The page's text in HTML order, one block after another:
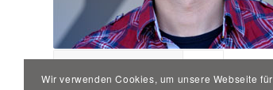
Wir verwenden Cookies, um unsere Webseite für